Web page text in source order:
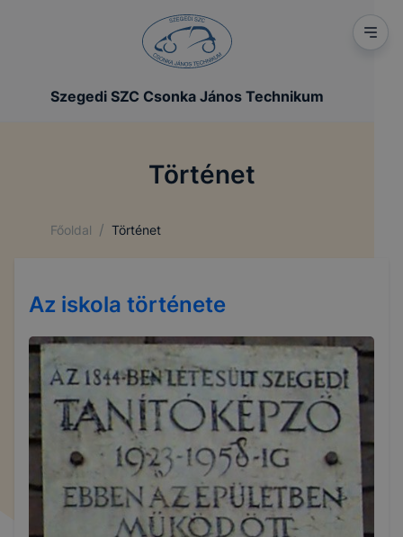
Szegedi SZC Csonka János Technikum
Történet
Főoldal / Történet
Az iskola története